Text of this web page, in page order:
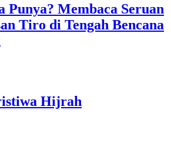
Punya? Membaca Seruan
Tiro di Tengah Bencana
Hijrah